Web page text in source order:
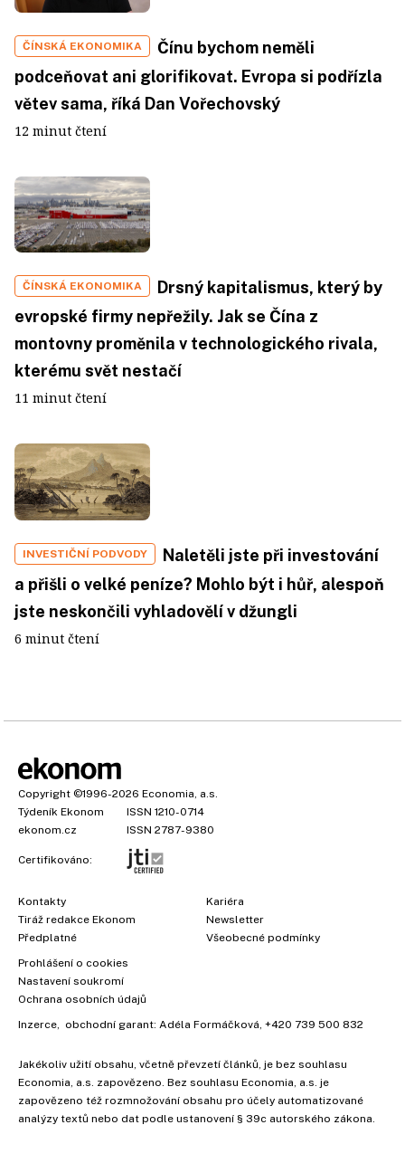
ČÍNSKÁ EKONOMIKA
Čínu bychom neměli
podceňovat ani glorifikovat. Evropa si podřízla
větev sama, říká Dan Vořechovský
12 minut čtení
ČÍNSKÁ EKONOMIKA
Drsný kapitalismus, který by
evropské firmy nepřežily. Jak se Čína z
montovny proměnila v technologického rivala,
kterému svět nestačí
11 minut čtení
INVESTIČNÍ PODVODY
Naletěli jste při investování
a přišli o velké peníze? Mohlo být i hůř, alespoň
jste neskončili vyhladovělí v džungli
6 minut čtení
Copyright ©1996-2026 Economia, a.s.
Týdeník Ekonom
ISSN 1210-0714
ekonom.cz
ISSN 2787-9380
Certifikováno:
Kontakty
Tiráž redakce Ekonom
Předplatné
Kariéra
Newsletter
Všeobecné podmínky
Prohlášení o cookies
Nastavení soukromí
Ochrana osobních údajů
Inzerce , obchodní garant: Adéla Formáčková +420 739 500 832
Jakékoliv užití obsahu, včetně převzetí článků, je bez souhlasu
Economia, a.s. zapovězeno. Bez souhlasu Economia, a.s. je
zapovězeno též rozmnožování obsahu pro účely automatizované
analýzy textů nebo dat podle ustanovení § 39c autorského zákona.